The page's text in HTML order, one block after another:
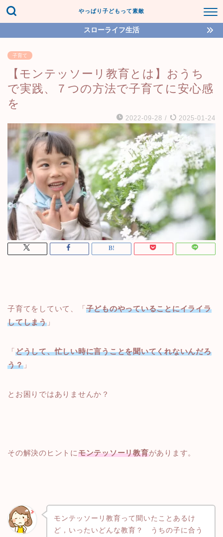
やっぱり子どもって素敵
スローライフ生活
子育て
【モンテッソーリ教育とは】おうち
で実践、７つの方法で子育てに安心感
を
2022-09-28 / 2025-01-24
子育てをしていて、「子どものやっていることにイライラ
してしまう」
「どうして、忙しい時に言うことを聞いてくれないんだろ
う？」
とお困りではありませんか？
その解決のヒントにモンテッソーリ教育があります。
モンテッソーリ教育って聞いたことあるけ
ど，いったいどんな教育？ うちの子に合う